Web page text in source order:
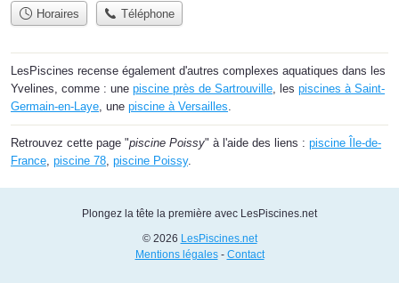
Horaires Téléphone
LesPiscines recense également d'autres complexes aquatiques dans les
Yvelines, comme : une piscine près de Sartrouville, les piscines à Saint-
Germain-en-Laye, une piscine à Versailles.
Retrouvez cette page "piscine Poissy" à l'aide des liens : piscine Île-de-
France, piscine 78, piscine Poissy.
Plongez la tête la première avec LesPiscines.net
© 2026 LesPiscines.net
Mentions légales- Contact